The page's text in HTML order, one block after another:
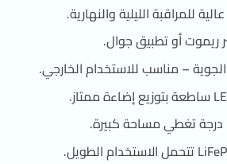
ريموت أو تطبيق جوال.
– مناسب للاستخدام الخارجي.